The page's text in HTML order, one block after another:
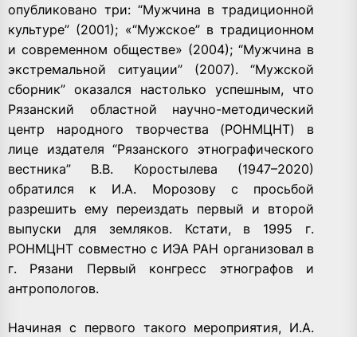
опубликовано три: “Мужчина в традиционной
культуре” (2001); «“Мужское” в традиционном
и современном обществе» (2004); “Мужчина в
экстремальной ситуации” (2007). “Мужской
сборник” оказался настолько успешным, что
Рязанский областной научно-методический
центр народного творчества (РОНМЦНТ) в
лице издателя “Рязанского этнографического
вестника” В.В. Коростылева (1947–2020)
обратился к И.А. Морозову с просьбой
разрешить ему переиздать первый и второй
выпуски для земляков. Кстати, в 1995 г.
РОНМЦНТ совместно с ИЭА РАН организовал в
г. Рязани Первый конгресс этнографов и
антропологов.
Начиная с первого такого мероприятия, И.А.